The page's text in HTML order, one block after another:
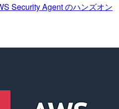
Security Agent のハンズオン